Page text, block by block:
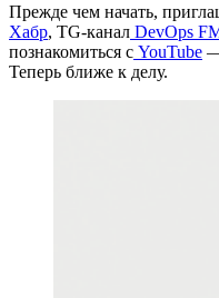
Прежде чем начать,
Хабр, TG-канал DevOps
познакомиться с YouTube
Теперь ближе к делу.